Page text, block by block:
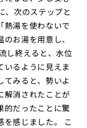
、次のステップと
熱湯を使わないで
お湯を用意し、
し終えると、水位
いるように見えま
てみると、勢いよ
解消されたことが
的だったことに驚
を感じました。 こ